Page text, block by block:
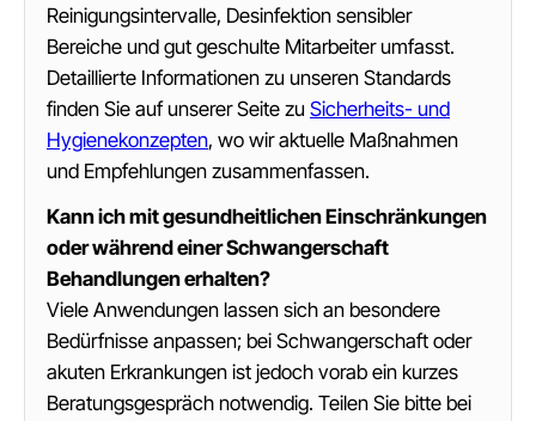
Reinigungsintervalle, Desinfektion sensibler
Bereiche und gut geschulte Mitarbeiter umfasst.
Detaillierte Informationen zu unseren Standards
finden Sie auf unserer Seite zu Sicherheits- und
Hygienekonzepten, wo wir aktuelle Maßnahmen
und Empfehlungen zusammenfassen.
Kann ich mit gesundheitlichen Einschränkungen
oder während einer Schwangerschaft
Behandlungen erhalten?
Viele Anwendungen lassen sich an besondere
Bedürfnisse anpassen; bei Schwangerschaft oder
akuten Erkrankungen ist jedoch vorab ein kurzes
Beratungsgespräch notwendig. Teilen Sie bitte bei